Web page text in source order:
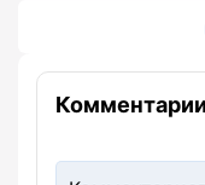
Комментарии